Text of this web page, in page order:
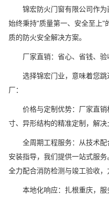
锦宏防火门窗有限公司作为
始终秉持"质量第一、安全至上"
质的防火安全解决方案。
厂家直销：省心、省钱、验
选择锦宏门业，意味着您跳
厂：
价格与定制优势：厂家直销
寸、异形结构的精准定制，解决
全周期工程服务：从技术配
安装指导，我们提供一站式服务
全力配合消防检测与竣工验收，
本地化响应：扎根重庆，服